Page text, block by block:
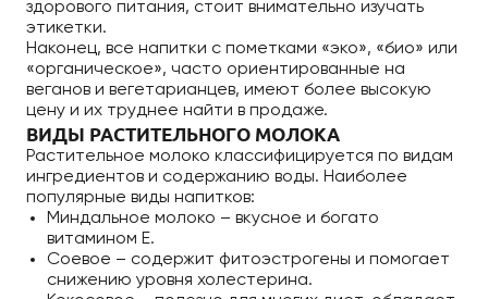
здорового питания, стоит внимательно изучать
этикетки.
Наконец, все напитки с пометками «эко», «био» или
«органическое», часто ориентированные на
веганов и вегетарианцев, имеют более высокую
цену и их труднее найти в продаже.
ВИДЫ РАСТИТЕЛЬНОГО МОЛОКА
Растительное молоко классифицируется по видам
ингредиентов и содержанию воды. Наиболее
популярные виды напитков:
Миндальное молоко – вкусное и богато
витамином E.
Соевое – содержит фитоэстрогены и помогает
снижению уровня холестерина.